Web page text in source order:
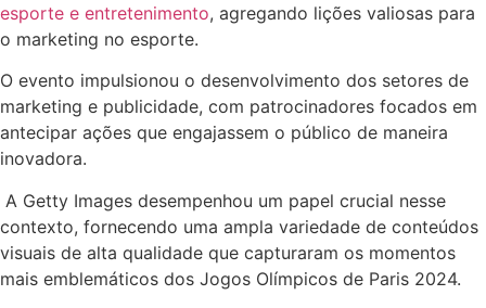
esporte e entretenimento, agregando lições valiosas para
o marketing no esporte.
O evento impulsionou o desenvolvimento dos setores de
marketing e publicidade, com patrocinadores focados em
antecipar ações que engajassem o público de maneira
inovadora.
A Getty Images desempenhou um papel crucial nesse
contexto, fornecendo uma ampla variedade de conteúdos
visuais de alta qualidade que capturaram os momentos
mais emblemáticos dos Jogos Olímpicos de Paris 2024.